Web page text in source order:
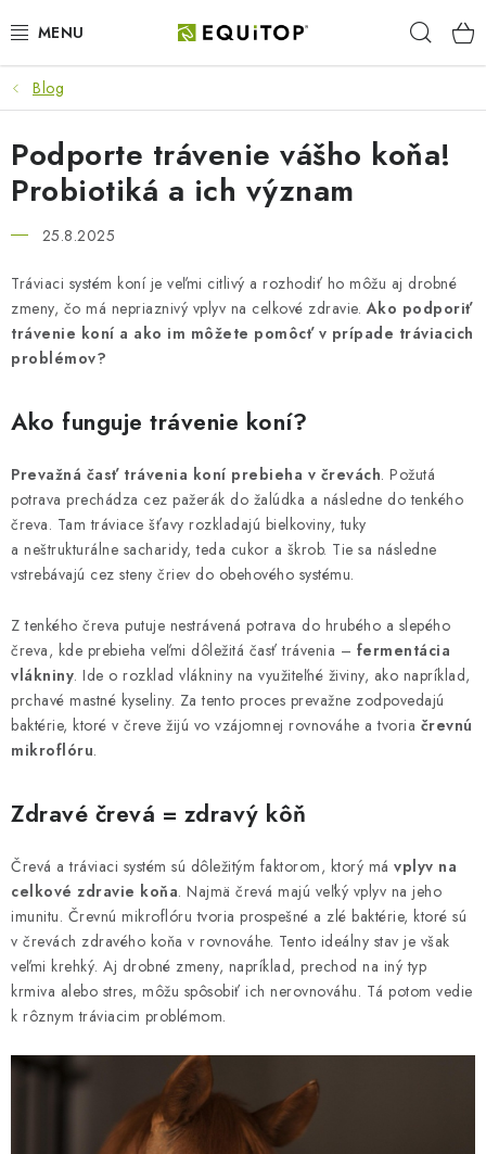
na
JAZDEC
KÔŇ
PONY
PES
VÝHODNE
BLOG
KONTAKTY
ZNAČKY
Obchodné podmienky
Dodacie podmienky
Podmienky ochrany osobných údajov
Blog
Podporte trávenie vášho koňa!
Probiotiká a ich význam
25.8.2025
Tráviaci systém koní je veľmi citlivý a rozhodiť ho môžu aj drobné
zmeny, čo má nepriaznivý vplyv na celkové zdravie.Ako podporiť
trávenie koní a ako im môžete pomôcť v prípade tráviacich
problémov?
Ako funguje trávenie koní?
Prevažná časť trávenia koní prebieha v črevách. Požutá
potrava prechádza cez pažerák do žalúdka a následne do tenkého
čreva. Tam tráviace šťavy rozkladajú bielkoviny, tuky
a neštrukturálne sacharidy, teda cukor a škrob. Tie sa následne
vstrebávajú cez steny čriev do obehového systému.
Z tenkého čreva putuje nestrávená potrava do hrubého a slepého
čreva, kde prebieha veľmi dôležitá časť trávenia – fermentácia
vlákniny. Ide o rozklad vlákniny na využiteľné živiny, ako napríklad,
prchavé mastné kyseliny. Za tento proces prevažne zodpovedajú
baktérie, ktoré v čreve žijú vo vzájomnej rovnováhe a tvoria črevnú
mikroflóru.
Zdravé črevá = zdravý kôň
Črevá a tráviaci systém sú dôležitým faktorom, ktorý má vplyv na
celkové zdravie koňa. Najmä črevá majú veľký vplyv na jeho
imunitu. Črevnú mikroflóru tvoria prospešné a zlé baktérie, ktoré sú
v črevách zdravého koňa v rovnováhe. Tento ideálny stav je však
veľmi krehký. Aj drobné zmeny, napríklad, prechod na iný typ
krmiva alebo stres, môžu spôsobiť ich nerovnováhu. Tá potom vedie
k rôznym tráviacim problémom.